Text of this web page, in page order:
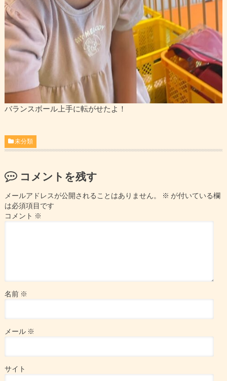
バランスボール上手に転がせたよ！
未分類
コメントを残す
メールアドレスが公開されることはありません。 ※ が付いている欄
は必須項目です
コメント ※
名前 ※
メール ※
サイト